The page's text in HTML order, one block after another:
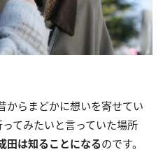
からまどかに想いを寄せてい
てみたいと言っていた場所
田は知ることになるのです。